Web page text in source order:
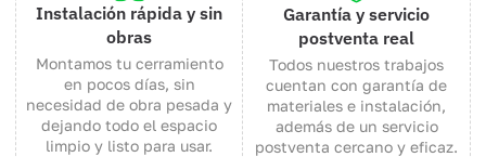
Instalación rápida y sin
obras
Montamos tu cerramiento
en pocos días, sin
necesidad de obra pesada y
dejando todo el espacio
limpio y listo para usar.
Garantía y servicio
postventa real
Todos nuestros trabajos
cuentan con garantía de
materiales e instalación,
además de un servicio
postventa cercano y eficaz.